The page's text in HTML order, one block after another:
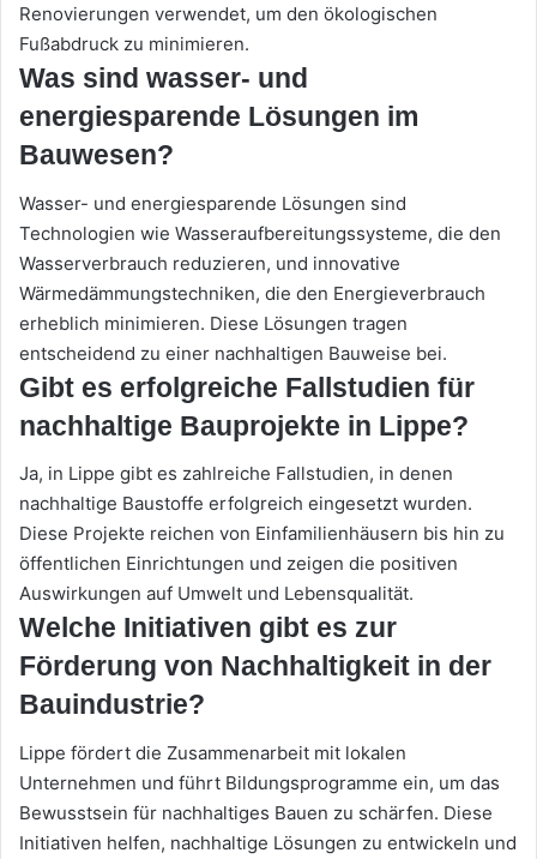
Renovierungen verwendet, um den ökologischen
Fußabdruck zu minimieren.
Was sind wasser- und
energiesparende Lösungen im
Bauwesen?
Wasser- und energiesparende Lösungen sind
Technologien wie Wasseraufbereitungssysteme, die den
Wasserverbrauch reduzieren, und innovative
Wärmedämmungstechniken, die den Energieverbrauch
erheblich minimieren. Diese Lösungen tragen
entscheidend zu einer nachhaltigen Bauweise bei.
Gibt es erfolgreiche Fallstudien für
nachhaltige Bauprojekte in Lippe?
Ja, in Lippe gibt es zahlreiche Fallstudien, in denen
nachhaltige Baustoffe erfolgreich eingesetzt wurden.
Diese Projekte reichen von Einfamilienhäusern bis hin zu
öffentlichen Einrichtungen und zeigen die positiven
Auswirkungen auf Umwelt und Lebensqualität.
Welche Initiativen gibt es zur
Förderung von Nachhaltigkeit in der
Bauindustrie?
Lippe fördert die Zusammenarbeit mit lokalen
Unternehmen und führt Bildungsprogramme ein, um das
Bewusstsein für nachhaltiges Bauen zu schärfen. Diese
Initiativen helfen, nachhaltige Lösungen zu entwickeln und